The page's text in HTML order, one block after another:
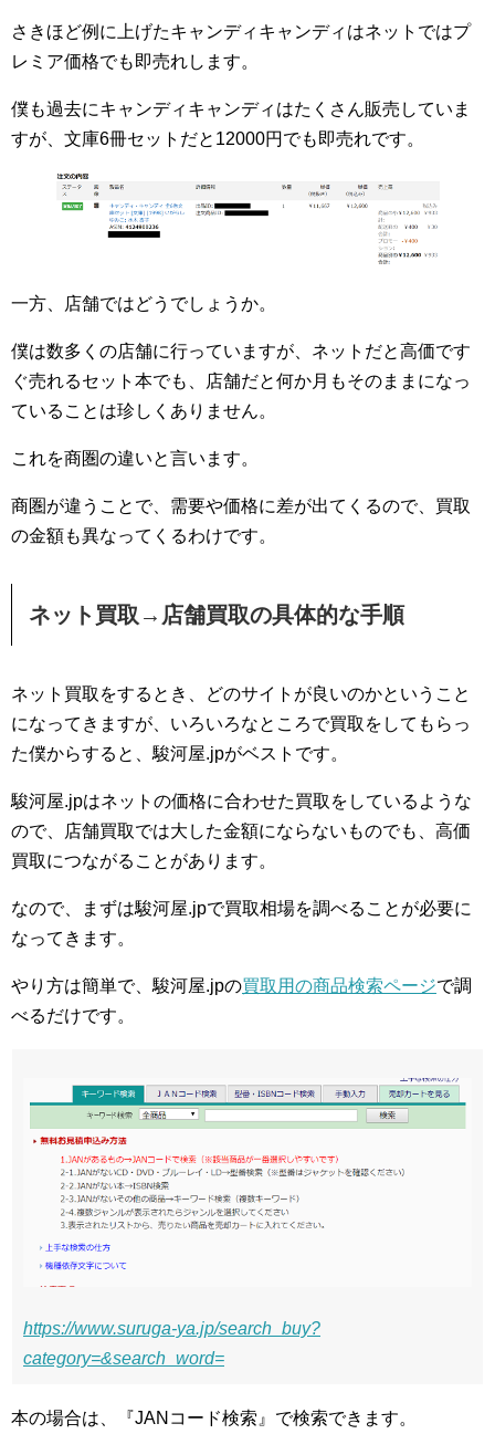
さきほど例に上げたキャンディキャンディはネットではプ
レミア価格でも即売れします。
僕も過去にキャンディキャンディはたくさん販売していま
すが、文庫6冊セットだと12000円でも即売れです。
一方、店舗ではどうでしょうか。
僕は数多くの店舗に行っていますが、ネットだと高価です
ぐ売れるセット本でも、店舗だと何か月もそのままになっ
ていることは珍しくありません。
これを商圏の違いと言います。
商圏が違うことで、需要や価格に差が出てくるので、買取
の金額も異なってくるわけです。
ネット買取→店舗買取の具体的な手順
ネット買取をするとき、どのサイトが良いのかということ
になってきますが、いろいろなところで買取をしてもらっ
た僕からすると、駿河屋.jpがベストです。
駿河屋.jpはネットの価格に合わせた買取をしているような
ので、店舗買取では大した金額にならないものでも、高価
買取につながることがあります。
なので、まずは駿河屋.jpで買取相場を調べることが必要に
なってきます。
やり方は簡単で、駿河屋.jpの買取用の商品検索ページで調
べるだけです。
https://www.suruga-ya.jp/search_buy?
category=&search_word=
本の場合は、『JANコード検索』で検索できます。